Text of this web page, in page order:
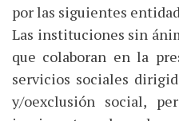
por las siguientes
Las instituciones sin
que colaboran en la
servicios sociales
y/oexclusión social,